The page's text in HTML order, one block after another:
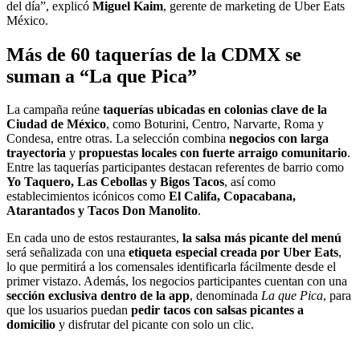
del día”, explicó Miguel Kaim, gerente de marketing de Uber Eats
México.
Más de 60 taquerías de la CDMX se
suman a “La que Pica”
La campaña reúne taquerías ubicadas en colonias clave de la
Ciudad de México, como Boturini, Centro, Narvarte, Roma y
Condesa, entre otras. La selección combina negocios con larga
trayectoria y propuestas locales con fuerte arraigo comunitario.
Entre las taquerías participantes destacan referentes de barrio como
Yo Taquero, Las Cebollas y Bigos Tacos, así como
establecimientos icónicos como El Califa, Copacabana,
Atarantados y Tacos Don Manolito.
En cada uno de estos restaurantes, la salsa más picante del menú
será señalizada con una etiqueta especial creada por Uber Eats,
lo que permitirá a los comensales identificarla fácilmente desde el
primer vistazo. Además, los negocios participantes cuentan con una
sección exclusiva dentro de la app, denominada La que Pica, para
que los usuarios puedan pedir tacos con salsas picantes a
domicilio y disfrutar del picante con solo un clic.